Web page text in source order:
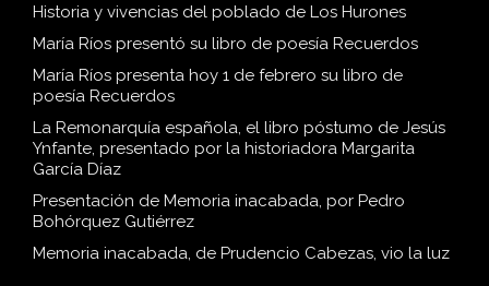
Historia y vivencias del poblado de Los Hurones
María Ríos presentó su libro de poesía Recuerdos
María Ríos presenta hoy 1 de febrero su libro de
poesía Recuerdos
La Remonarquía española, el libro póstumo de Jesús
Ynfante, presentado por la historiadora Margarita
García Díaz
Presentación de Memoria inacabada, por Pedro
Bohórquez Gutiérrez
Memoria inacabada, de Prudencio Cabezas, vio la luz